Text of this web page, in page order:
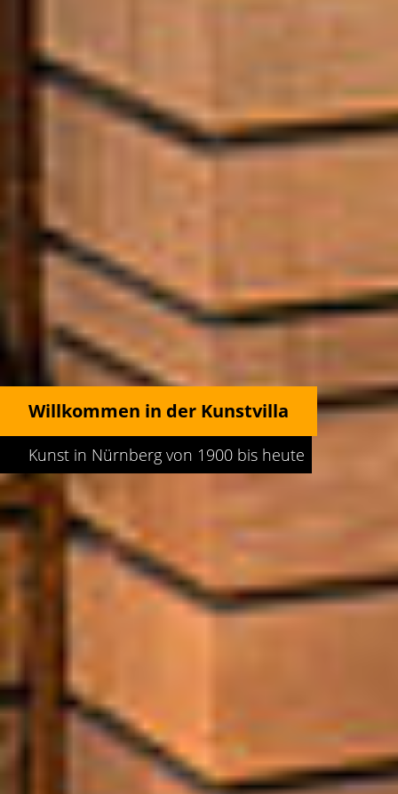
Willkommen in der Kunstvilla
Kunst in Nürnberg von 1900 bis heute